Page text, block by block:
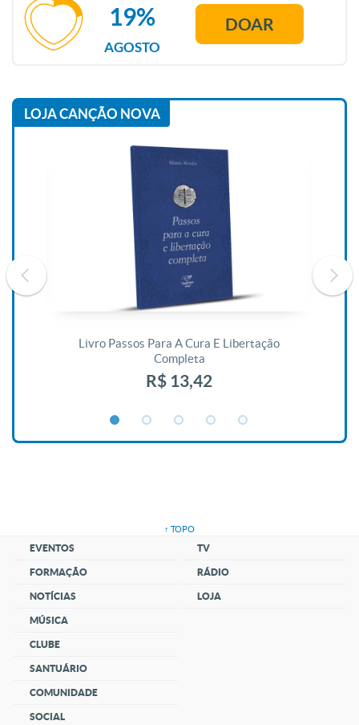
AGOSTO
19% DOAR
LOJA CANÇÃO NOVA
Livro Passos Para A Cura E Libertação
Completa
R$ 13,42
↑ TOPO
EVENTOS
FORMAÇÃO
NOTÍCIAS
MÚSICA
CLUBE
SANTUÁRIO
COMUNIDADE
SOCIAL
TV
RÁDIO
LOJA